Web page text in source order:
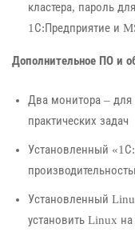
кластера, пароль
1С:Предприятие и
Дополнительное ПО и
Два монитора – для
практических задач
Установленный
Установленный
установить Linux